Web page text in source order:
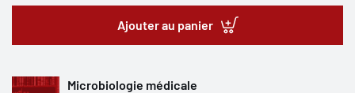
Ajouter au panier
Microbiologie médicale